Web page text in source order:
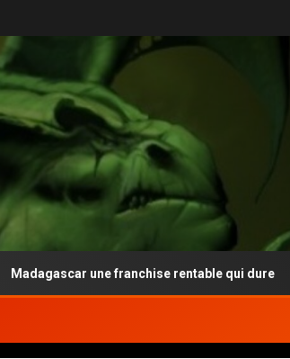
une franchise rentable qui dure